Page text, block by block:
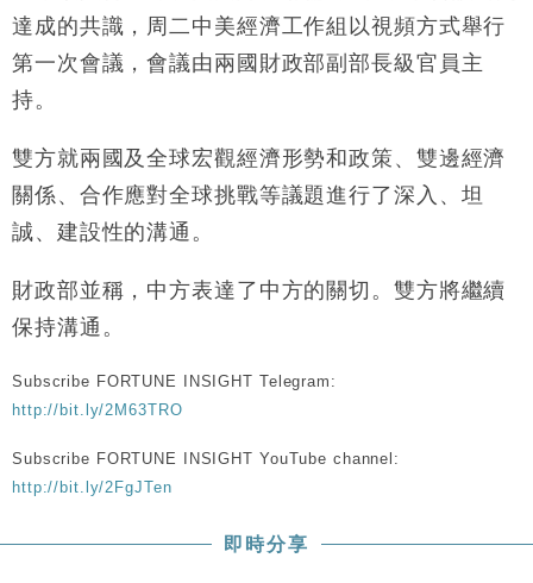
損失近6900萬元
16:05
15:47
財經｜恒隆10月換帥 玩具「反」斗城亞洲CEO蔡德
粦接任
15:11
財經｜韓股反覆波動收跌 連挫7周創逾3年最長跌勢
13:44
財經｜內地7月美元計價出口增近24%勝預期 貿易順
差達1125億美元
12:44
財經｜日本春季三度入市撐日圓 4月單日斥6.28萬億
11:12
國際｜特朗普料美伊戰事快結束 承認部分彈藥庫存緊
張
15:59
財經｜SA售股自救後再出手 斥4億美元押注未上市公
司
達成的共識，周二中美經濟工作組以視頻方式舉行
第一次會議，會議由兩國財政部副部長級官員主
持。
雙方就兩國及全球宏觀經濟形勢和政策、雙邊經濟
關係、合作應對全球挑戰等議題進行了深入、坦
誠、建設性的溝通。
財政部並稱，中方表達了中方的關切。雙方將繼續
保持溝通。
Subscribe FORTUNE INSIGHT Telegram:
http://bit.ly/2M63TRO
Subscribe FORTUNE INSIGHT YouTube channel:
http://bit.ly/2FgJTen
即時分享